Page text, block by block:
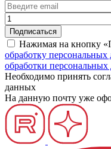
Нажимая на кнопку
обработку
обработки
Необходимо принять
данных
На данную почту уже